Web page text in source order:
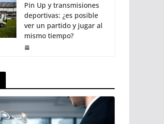
Pin Up y transmisiones
deportivas: ¿es posible
ver un partido y jugar al
mismo tiempo?